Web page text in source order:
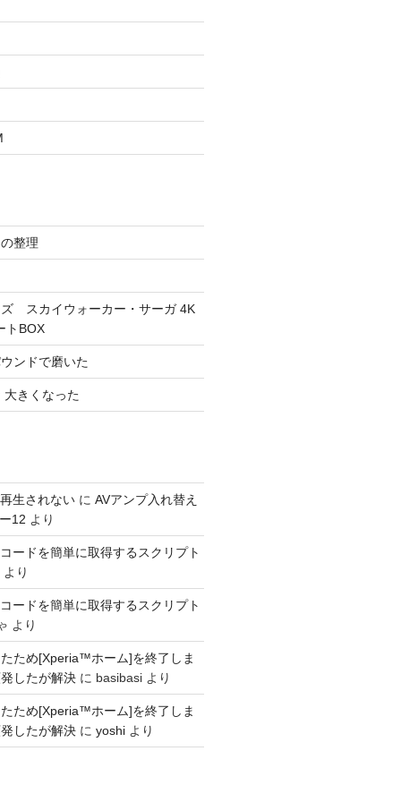
整理
ズ スカイウォーカー・サーガ 4K
トBOX
ンドで磨いた
大きくなった
生されないに AVアンプ入れ替え
12 より
ードを簡単に取得するスクリプト
より
ードを簡単に取得するスクリプト
より
たため[Xperia™ホーム]を終了しま
したが解決に basibasiより
たため[Xperia™ホーム]を終了しま
したが解決に yoshiより